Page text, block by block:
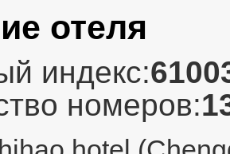
отеля
индекс:
номеров: